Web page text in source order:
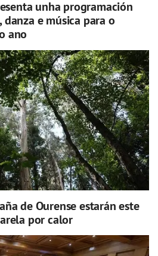
unha programación
e música para o
ano
de Ourense estarán este
por calor